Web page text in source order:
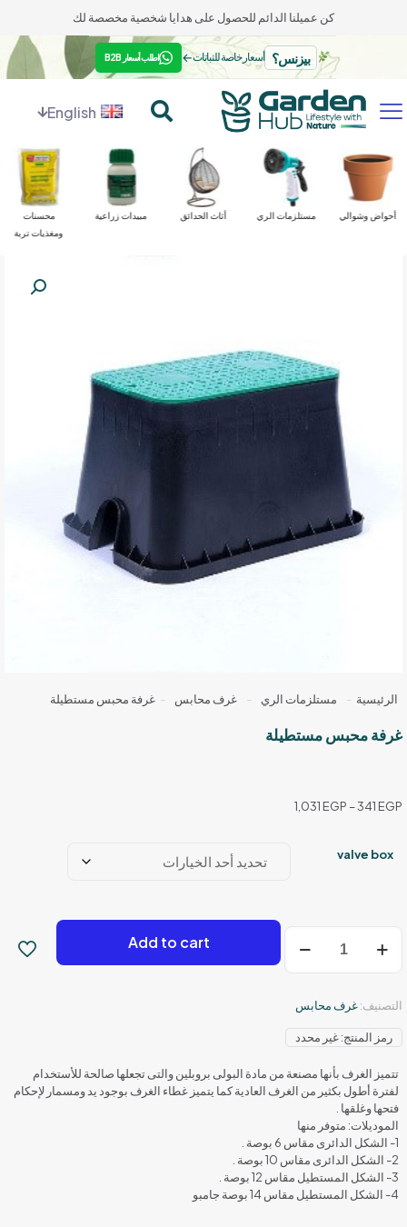
كن عميلنا الدائم للحصول على هدايا شخصية مخصصة لك
بيزنس؟ أسعار خاصة للنباتات← اطلب أسعار B2B
English
محسنات
ومغذيات تربة
مبيدات زراعية أثاث الحدائق مستلزمات الري أحواض وشوالي
الرئيسية - مستلزمات الري - غرف محابس - غرفة محبس مستطيلة
غرفة محبس مستطيلة
341 EGP
–
1,031 EGP
نطاق
valve box
غرفة
Add to cart
التصنيف:غرف محابس
رمز المنتج:غير محدد
تتميز الغرف بأنها مصنعة من مادة البولى بروبلين والتى تجعلها صالحة للأستخدام
لفترة أطول بكثير من الغرف العادية كما يتميز غطاء الغرف بوجود يد ومسمار لإحكام
فتحها وغلقها .
الموديلات: متوفر منها
1- الشكل الدائرى مقاس 6 بوصة .
2- الشكل الدائرى مقاس 10 بوصة .
3- الشكل المستطيل مقاس 12 بوصة .
4- الشكل المستطيل مقاس 14 بوصة جامبو